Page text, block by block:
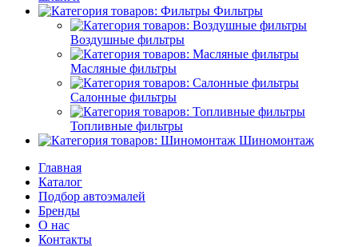
Фильтры
Воздушные фильтры
Масляные фильтры
Салонные фильтры
Топливные фильтры
Шиномонтаж
Главная
Каталог
Подбор автоэмалей
Бренды
О нас
Контакты